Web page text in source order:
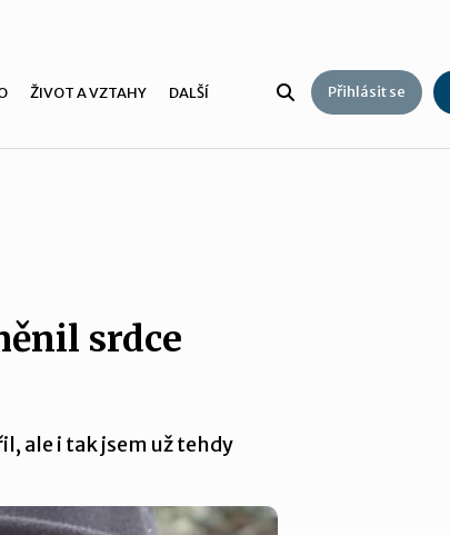
ŽIVOT A VZTAHY DALŠÍ Přihlásit se
srdce
ale i tak jsem už tehdy